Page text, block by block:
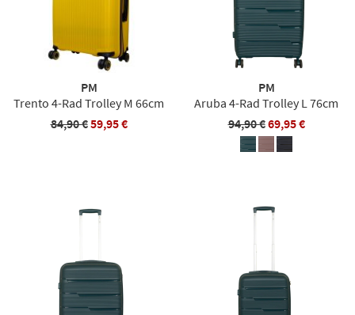
PM
Trento 4-Rad Trolley M 66cm
84,90 €59,95 €
PM
Aruba 4-Rad Trolley L 76cm
94,90 €69,95 €